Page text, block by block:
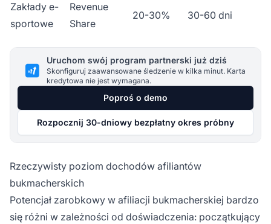
Zakłady e-
sportowe
Revenue
Share
20-30% 30-60 dni
Uruchom swój program partnerski już dziś
Skonfiguruj zaawansowane śledzenie w kilka minut. Karta
kredytowa nie jest wymagana.
Poproś o demo
Rozpocznij 30-dniowy bezpłatny okres próbny
Rzeczywisty poziom dochodów afiliantów
bukmacherskich
Potencjał zarobkowy w afiliacji bukmacherskiej bardzo
się różni w zależności od doświadczenia: początkujący